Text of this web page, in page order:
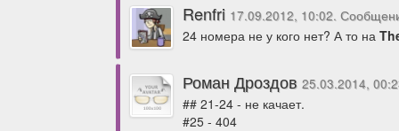
Renfri 17.09.2012, 10:02.
24 номера не у кого нет? А то на
Роман Дроздов 25.03.2014,
## 21-24 - не качает.
#25 - 404